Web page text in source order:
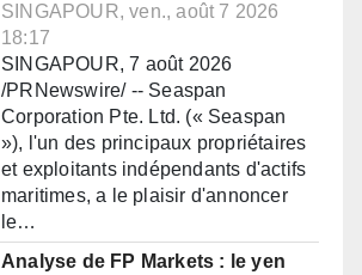
SINGAPOUR, ven., août 7 2026
18:17
SINGAPOUR, 7 août 2026
/PRNewswire/ -- Seaspan
Corporation Pte. Ltd. (« Seaspan
»), l'un des principaux propriétaires
et exploitants indépendants d'actifs
maritimes, a le plaisir d'annoncer
le…
Analyse de FP Markets : le yen